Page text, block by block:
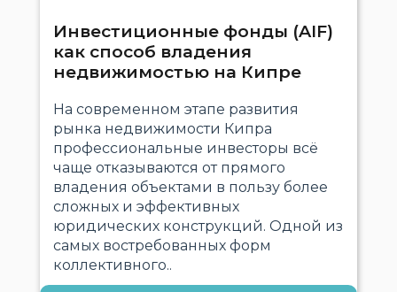
Инвестиционные фонды (AIF)
как способ владения
недвижимостью на Кипре
На современном этапе развития
рынка недвижимости Кипра
профессиональные инвесторы всё
чаще отказываются от прямого
владения объектами в пользу более
сложных и эффективных
юридических конструкций. Одной из
самых востребованных форм
коллективного..